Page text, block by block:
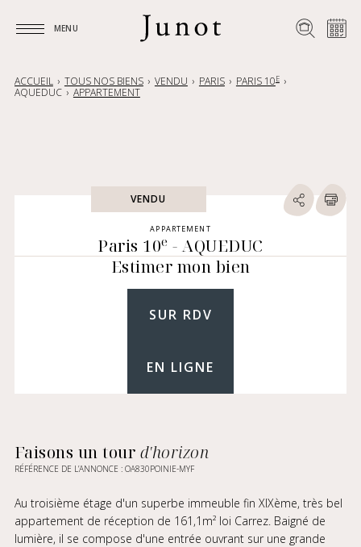
MENU
ACCUEIL TOUS NOS BIENS VENDU PARIS PARIS 10E
AQUEDUC APPARTEMENT
VENDU
APPARTEMENT
Paris 10e - AQUEDUC
Estimer mon bien
SUR RDV
EN LIGNE
Faisons un tour d'horizon
RÉFÉRENCE DE L’ANNONCE : OA830POINIE-MYF
Au troisième étage d'un superbe immeuble fin XIXème, très bel
appartement de réception de 161,1m² loi Carrez. Baigné de
lumière, il se compose d'une entrée ouvrant sur une grande